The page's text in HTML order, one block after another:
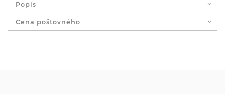
Popis
Cena poštovného